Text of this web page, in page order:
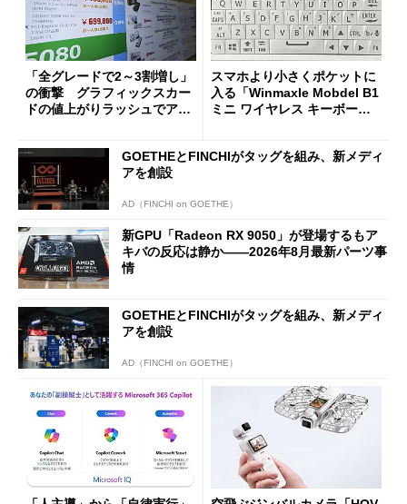
「全グレードで2～3割増し」
の衝撃 グラフィックスカー
ドの値上がりラッシュでアキ
スマホより小さくポケットに
入る「Winmaxle Mobdel B1
ミニ ワイヤレス キーボー
GOETHEとFINCHIがタッグを組み、新メディ
アを創設
AD（FINCHI on GOETHE）
新GPU「Radeon RX 9050」が登場するもア
キバの反応は静か――2026年8月最新パーツ事
情
GOETHEとFINCHIがタッグを組み、新メディ
アを創設
AD（FINCHI on GOETHE）